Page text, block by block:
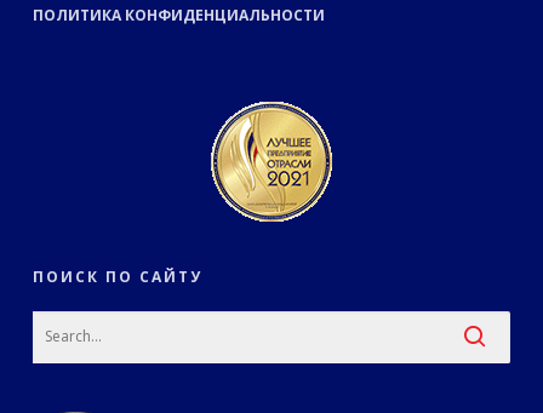
ПОЛИТИКА КОНФИДЕНЦИАЛЬНОСТИ
ПОИСК ПО САЙТУ